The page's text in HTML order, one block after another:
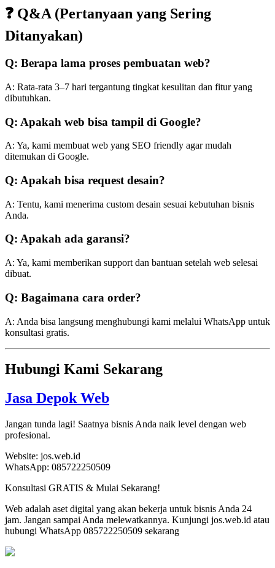
❓ Q&A (Pertanyaan yang Sering
Ditanyakan)
Q: Berapa lama proses pembuatan web?
A: Rata-rata 3–7 hari tergantung tingkat kesulitan dan fitur yang
dibutuhkan.
Q: Apakah web bisa tampil di Google?
A: Ya, kami membuat web yang SEO friendly agar mudah
ditemukan di Google.
Q: Apakah bisa request desain?
A: Tentu, kami menerima custom desain sesuai kebutuhan bisnis
Anda.
Q: Apakah ada garansi?
A: Ya, kami memberikan support dan bantuan setelah web selesai
dibuat.
Q: Bagaimana cara order?
A: Anda bisa langsung menghubungi kami melalui WhatsApp untuk
konsultasi gratis.
Hubungi Kami Sekarang
Jasa Depok Web
Jangan tunda lagi! Saatnya bisnis Anda naik level dengan web
profesional.
Website: jos.web.id
WhatsApp: 085722250509
Konsultasi GRATIS & Mulai Sekarang!
Web adalah aset digital yang akan bekerja untuk bisnis Anda 24
jam. Jangan sampai Anda melewatkannya. Kunjungi jos.web.id atau
hubungi WhatsApp 085722250509 sekarang